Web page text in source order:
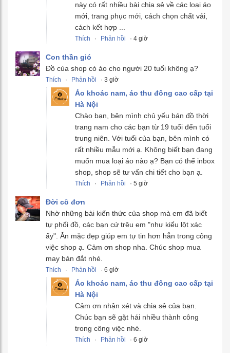
này có rất nhiều bài chia sẻ về các loại áo
mới, trang phục mới, cách chọn chất vải,
cách kết hợp ...
Thích · Phản hồi · 4 giờ
Con thần gió
Đồ của shop có áo cho người 20 tuổi không ạ?
Thích · Phản hồi · 3 giờ
Áo khoác nam, áo thu đông cao cấp tại
Hà Nội
Chào bạn, bên mình chủ yếu bán đồ thời
trang nam cho các bạn từ 19 tuổi đến tuổi
trung niên. Với tuổi của bạn, bên mình có
rất nhiều mẫu mới ạ. Không biết bạn đang
muốn mua loại áo nào ạ? Bạn có thể inbox
shop, shop sẽ tư vấn chi tiết cho bạn ạ.
Thích · Phản hồi · 5 giờ
Đời cô đơn
Nhờ những bài kiến thức của shop mà em đã biết
tự phối đồ, các bạn cứ trêu em "như kiểu lột xác
ấy". Ăn mặc đẹp giúp em tự tin hơn hẳn trong công
việc shop ạ. Cảm ơn shop nha. Chúc shop mua
may bán đắt nhé.
Thích · Phản hồi · 6 giờ
Áo khoác nam, áo thu đông cao cấp tại
Hà Nội
Cảm ơn nhận xét và chia sẻ của bạn.
Chúc bạn sẽ gặt hái nhiều thành công
trong công việc nhé.
Thích · Phản hồi · 6 giờ